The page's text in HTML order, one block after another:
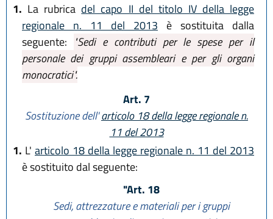
1. La rubrica del capo II del titolo IV della legge
regionale n. 11 del 2013 è sostituita dalla
seguente: "Sedi e contributi per le spese per il
personale dei gruppi assembleari e per gli organi
monocratici".
Art. 7
Sostituzione dell'articolo 18 della legge regionale n.
11 del 2013
1. L' articolo 18 della legge regionale n. 11 del 2013
è sostituito dal seguente:
"Art. 18
Sedi, attrezzature e materiali per i gruppi